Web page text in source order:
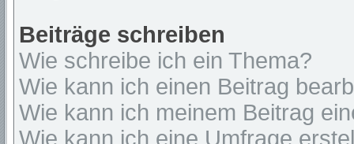
Beiträge schreiben
Wie schreibe ich ein Thema?
Wie kann ich einen Beitrag
Wie kann ich meinem Beitrag
Wie kann ich eine Umfrage